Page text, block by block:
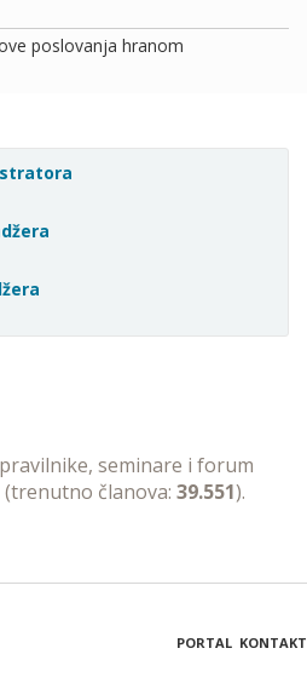
poslovanja hranom
seminare i forum
članova: 39.551).
PORTAL KONTAKT